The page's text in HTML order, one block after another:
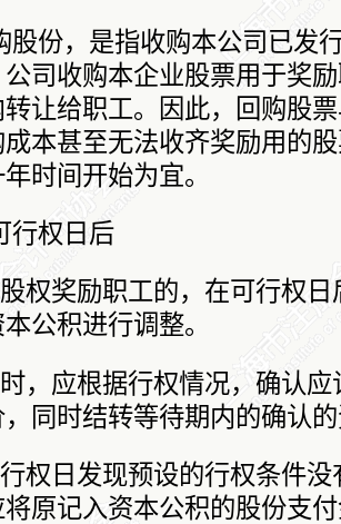
股份，是指收购本公司已发
司收购本企业股票用于奖
让给职工。因此，回购股
本甚至无法收齐奖励用的
时间开始为宜。
行权日后
权奖励职工的，在可行权
公积进行调整。
，应根据行权情况，确认
同时结转等待期内的确认
权日发现预设的行权条件
原记入资本公积的股份支